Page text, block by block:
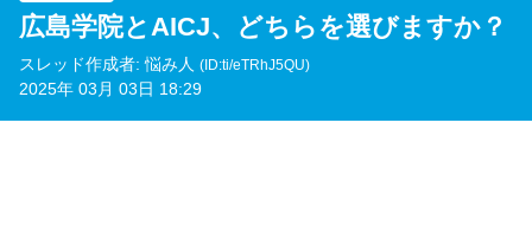
広島学院とAICJ、どちらを選びますか？
スレッド作成者: 悩み人 (ID:ti/eTRhJ5QU)
2025年 03月 03日 18:29